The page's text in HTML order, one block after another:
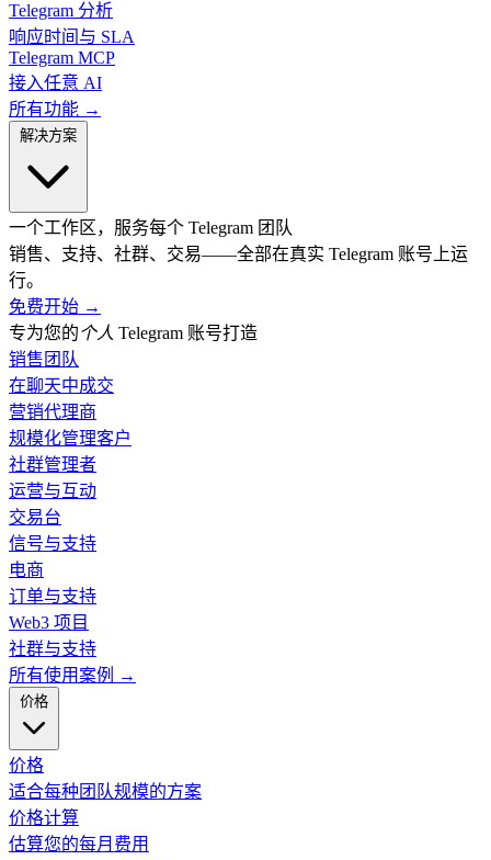
Telegram 分析
响应时间与 SLA
Telegram MCP
接入任意 AI
所有功能 →
解决方案
一个工作区，服务每个 Telegram 团队
销售、支持、社群、交易——全部在真实 Telegram 账号上运
行。
免费开始 →
专为您的个人 Telegram 账号打造
销售团队
在聊天中成交
营销代理商
规模化管理客户
社群管理者
运营与互动
交易台
信号与支持
电商
订单与支持
Web3 项目
社群与支持
所有使用案例 →
价格
价格
适合每种团队规模的方案
价格计算
估算您的每月费用